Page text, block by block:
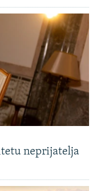
neprijatelja